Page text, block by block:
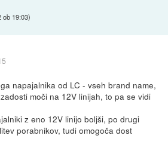
ob 19:03)
napajalnika od LC - vseh brand name,
moči na 12V linijah, to pa se vidi
z eno 12V linijo boljši, po drugi
porabnikov, tudi omogoča dost